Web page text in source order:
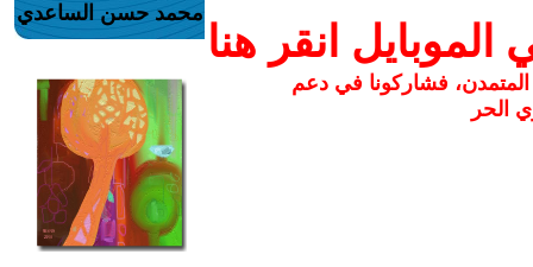
انقر هنا
المتمدن، فشاركونا في دعم
الحر
محمد حسن الساعدي